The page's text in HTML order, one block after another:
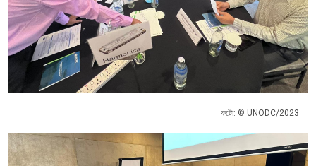
ফটো: © UNODC/2023